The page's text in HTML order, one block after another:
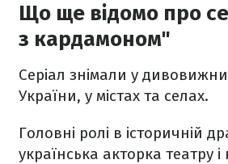
Що ще відомо про
з кардамоном"
Серіал знімали у
України, у містах та селах.
Головні ролі в історичній
українська акторка театру